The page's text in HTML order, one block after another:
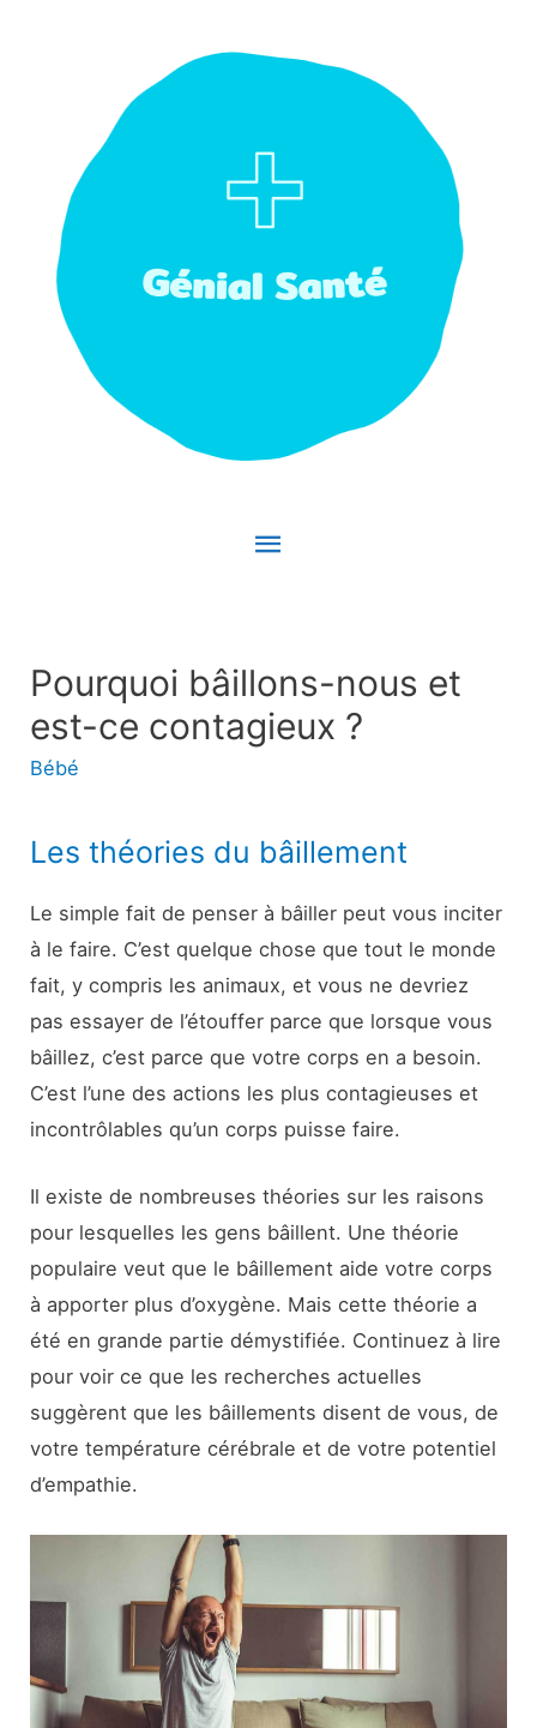
Menu
Pourquoi bâillons-nous et
est-ce contagieux ?
Bébé
Les théories du bâillement
Le simple fait de penser à bâiller peut vous inciter
à le faire. C’est quelque chose que tout le monde
fait, y compris les animaux, et vous ne devriez
pas essayer de l’étouffer parce que lorsque vous
bâillez, c’est parce que votre corps en a besoin.
C’est l’une des actions les plus contagieuses et
incontrôlables qu’un corps puisse faire.
Il existe de nombreuses théories sur les raisons
pour lesquelles les gens bâillent. Une théorie
populaire veut que le bâillement aide votre corps
à apporter plus d’oxygène. Mais cette théorie a
été en grande partie démystifiée. Continuez à lire
pour voir ce que les recherches actuelles
suggèrent que les bâillements disent de vous, de
votre température cérébrale et de votre potentiel
d’empathie.